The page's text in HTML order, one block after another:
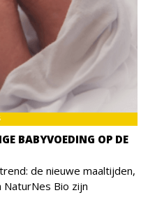
BABYVOEDING OP DE
de nieuwe maaltijden,
Bio zijn